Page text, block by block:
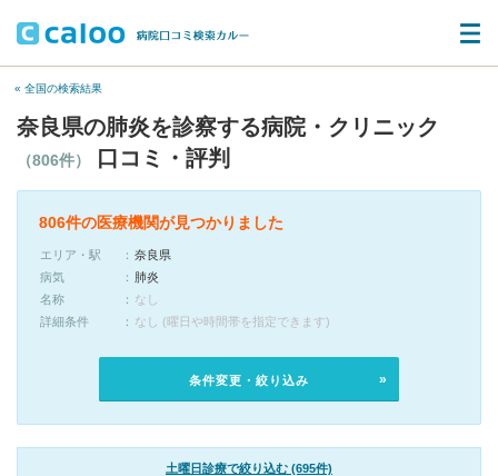
« 全国の検索結果
奈良県の肺炎を診察する病院・クリニック
（806件） 口コミ・評判
806件の医療機関が見つかりました
エリア・駅
奈良県
病気
肺炎
名称
なし
詳細条件
なし (曜日や時間帯を指定できます)
条件変更・絞り込み
土曜日診療で絞り込む (695件)